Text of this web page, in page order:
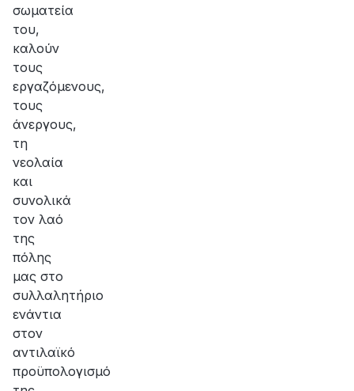
σωματεία
του,
καλούν
τους
εργαζόμενους,
τους
άνεργους,
τη
νεολαία
και
συνολικά
τον λαό
της
πόλης
μας στο
συλλαλητήριο
ενάντια
στον
αντιλαϊκό
προϋπολογισμό